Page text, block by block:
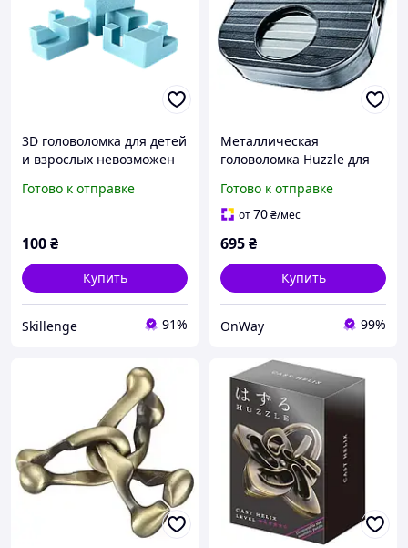
3D головоломка для детей
и взрослых невозможен
Готово к отправке
100₴
Купить
Skillenge 91%
Металлическая
головоломка Huzzle для
серебристая
развивающая логическое
Готово к отправке
от70₴/мес
695₴
Купить
OnWay 99%